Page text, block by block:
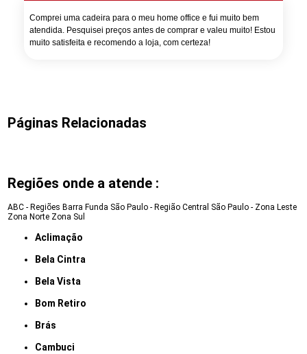
Comprei uma cadeira para o meu home office e fui muito bem
atendida. Pesquisei preços antes de comprar e valeu muito! Estou
muito satisfeita e recomendo a loja, com certeza!
Páginas Relacionadas
Regiões onde a atende :
ABC - Regiões Barra Funda São Paulo - Região Central São Paulo - Zona Leste
Zona Norte Zona Sul
Aclimação
Bela Cintra
Bela Vista
Bom Retiro
Brás
Cambuci